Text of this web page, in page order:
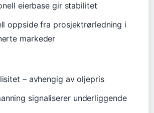
eierbase gir stabilitet
oppside fra prosjektrørledning i
markeder
– avhengig av oljepris
signaliserer underliggende